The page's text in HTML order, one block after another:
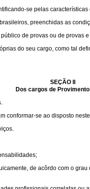
se pelas
preenchidas as
de provas ou de provas
do seu cargo, como tal
SEÇÃO II
Dos cargos de
conformar-se ao disposto
de acôrdo com o